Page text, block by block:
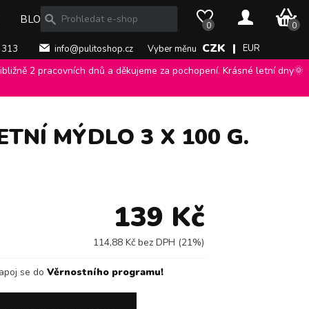
info@pulitoshop.cz Vyber měnu CZK | EUR
BLOG 0 0
0 Kč
2 pracovních dnů a děkujeme za pochopení. Krásné letní dny🌞
Idratante, toaletní mýdlo 3 x 100 g.
MÝDLO 3 X 100 G.
139 Kč
114,88 Kč bez DPH (21%)
se do Věrnostního programu!